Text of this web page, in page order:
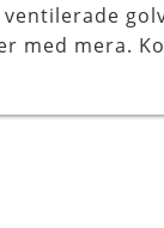
med mera.